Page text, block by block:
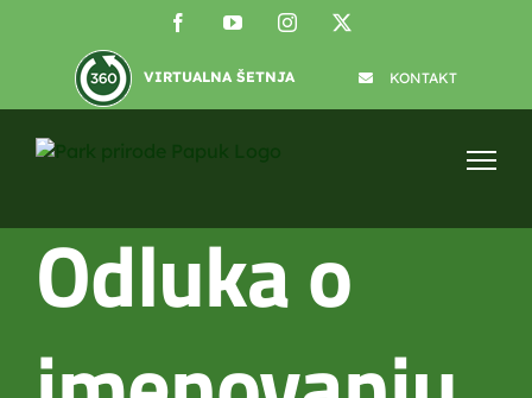
FacebookYouTubeInstagram
VIRTUALNA ŠETNJA KONTAKT
Odluka o